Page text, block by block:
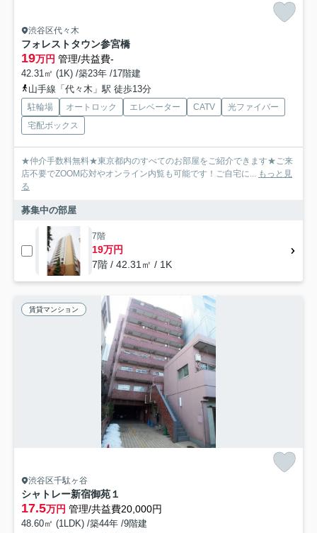
渋谷区代々木
フォレストタウン参宮橋
19万円 管理/共益費-
42.31㎡ (1K) /築23年 /17階建
山手線「代々木」駅 徒歩13分
駐輪場 オートロック エレベーター CATV
光ファイバー
宅配ボックス
★仲介手数料無料★東京都内のすべてのお部屋をご紹介できます★ご来
店不要でZOOM応対やオンライン内覧も可能です！ご自宅に... もっと見
る
募集中の部屋
7階
19万円
7階 / 42.31㎡ / 1K
賃貸マンション
渋谷区千駄ヶ谷
シャトレー新宿御苑１
17.5万円 管理/共益費20,000円
48.60㎡ (1LDK) /築44年 /9階建